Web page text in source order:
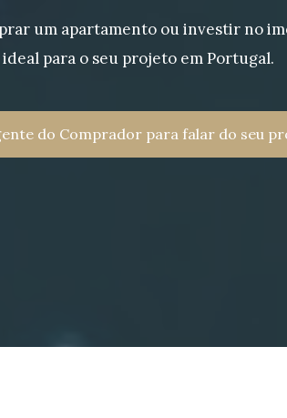
um apartamento ou investir no
para o seu projeto em Portugal.
do Comprador para falar do seu